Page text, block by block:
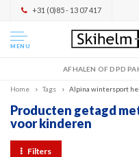
+31 (0)85 - 13 07 417
MENU
AFHALEN OF DPD
Home Tags Alpina wintersport
Producten getagd
voor kinderen
Filters